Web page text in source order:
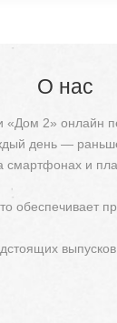
О нас
«Дом 2» онлайн
день —
смартфонах и
обеспечивает